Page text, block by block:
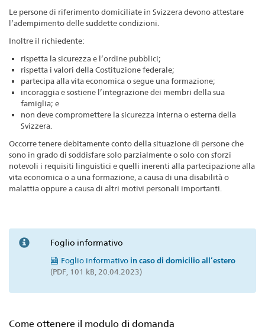
Le persone di riferimento domiciliate in Svizzera devono attestare
l’adempimento delle suddette condizioni.
Inoltre il richiedente:
rispetta la sicurezza e l’ordine pubblici;
rispetta i valori della Costituzione federale;
partecipa alla vita economica o segue una formazione;
incoraggia e sostiene l’integrazione dei membri della sua
famiglia; e
non deve compromettere la sicurezza interna o esterna della
Svizzera.
Occorre tenere debitamente conto della situazione di persone che
sono in grado di soddisfare solo parzialmente o solo con sforzi
notevoli i requisiti linguistici e quelli inerenti alla partecipazione alla
vita economica o a una formazione, a causa di una disabilità o
malattia oppure a causa di altri motivi personali importanti.
Foglio informativo
Foglio informativo in caso di domicilio all’estero
(PDF, 101 kB, 20.04.2023)
Come ottenere il modulo di domanda